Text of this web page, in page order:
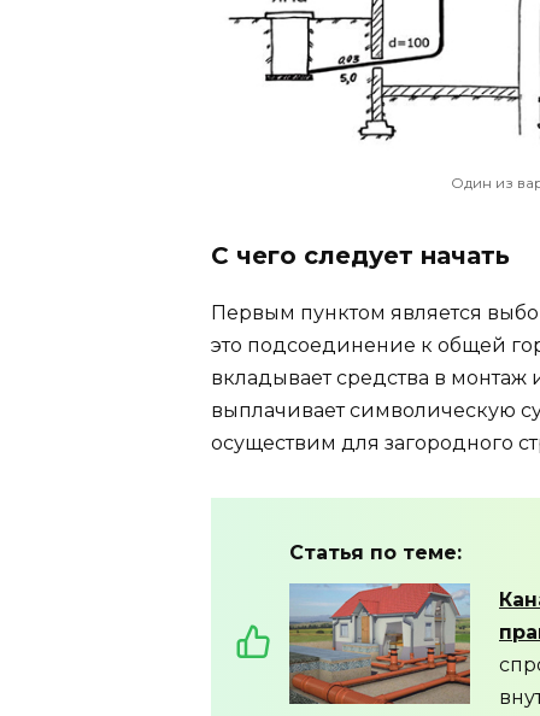
Один из
С чего следует начать
Первым пунктом является
это подсоединение к общей
вкладывает средства в
выплачивает символическую
осуществим для загородного
Статья по теме: